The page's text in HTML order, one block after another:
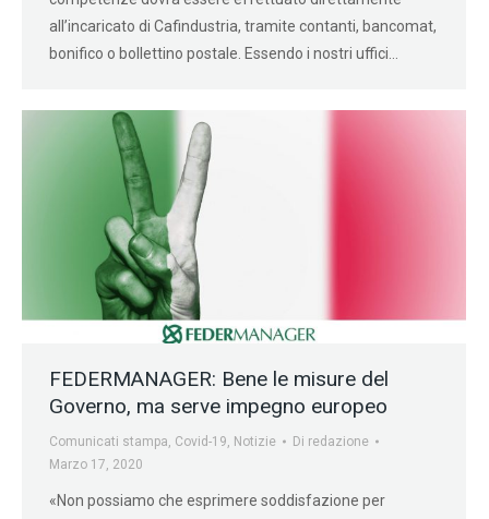
all’incaricato di Cafindustria, tramite contanti, bancomat,
bonifico o bollettino postale. Essendo i nostri uffici…
FEDERMANAGER: Bene le misure del
Governo, ma serve impegno europeo
Comunicati stampa Covid-19 Notizie Di redazione
Marzo 17, 2020
«Non possiamo che esprimere soddisfazione per